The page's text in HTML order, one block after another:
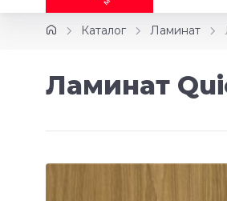
Каталог Ламинат
Ламинат